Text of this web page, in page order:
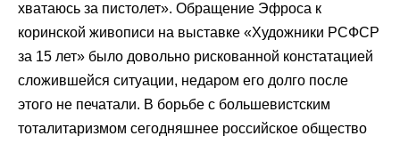
хватаюсь за пистолет». Обращение Эфроса к
коринской живописи на выставке «Художники РСФСР
за 15 лет» было довольно рискованной констатацией
сложившейся ситуации, недаром его долго после
этого не печатали. В борьбе с большевистским
тоталитаризмом сегодняшнее российское общество